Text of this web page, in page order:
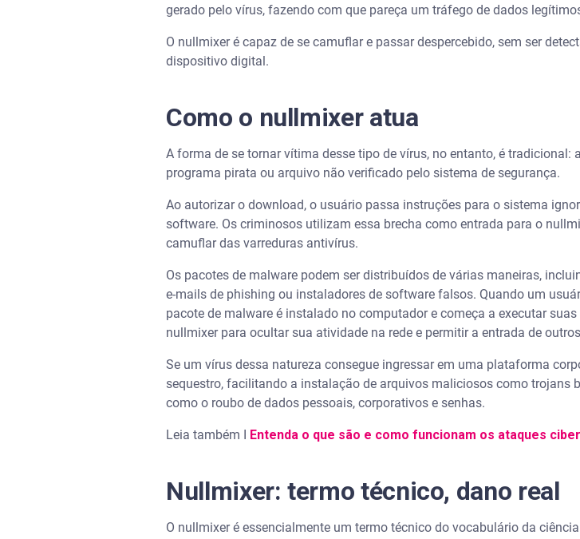
gerado pelo vírus, fazendo com que pareça um tráfego de dados
O nullmixer é capaz de se camuflar e passar despercebido, sem ser
dispositivo digital.
Como o nullmixer atua
A forma de se tornar vítima desse tipo de vírus, no entanto, é
programa pirata ou arquivo não verificado pelo sistema de segurança.
Ao autorizar o download, o usuário passa instruções para o sistema
software. Os criminosos utilizam essa brecha como entrada para o
camuflar das varreduras antivírus.
Os pacotes de malware podem ser distribuídos de várias maneiras,
e-mails de phishing ou instaladores de software falsos. Quando um
pacote de malware é instalado no computador e começa a executar
nullmixer para ocultar sua atividade na rede e permitir a entrada de
Se um vírus dessa natureza consegue ingressar em uma plataforma
sequestro, facilitando a instalação de arquivos maliciosos como trojans
como o roubo de dados pessoais, corporativos e senhas.
Leia também I Entenda o que são e como funcionam os ataques
Nullmixer: termo técnico, dano real
O nullmixer é essencialmente um termo técnico do vocabulário da